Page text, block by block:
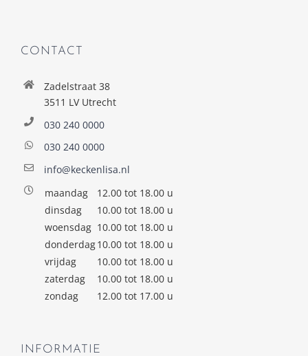
CONTACT
Zadelstraat 38
3511 LV Utrecht
030 240 0000
030 240 0000
info@keckenlisa.nl
maandag
12.00 tot 18.00 u
dinsdag
10.00 tot 18.00 u
woensdag 10.00 tot 18.00 u
donderdag10.00 tot 18.00 u
vrijdag
10.00 tot 18.00 u
zaterdag
10.00 tot 18.00 u
zondag
12.00 tot 17.00 u
INFORMATIE